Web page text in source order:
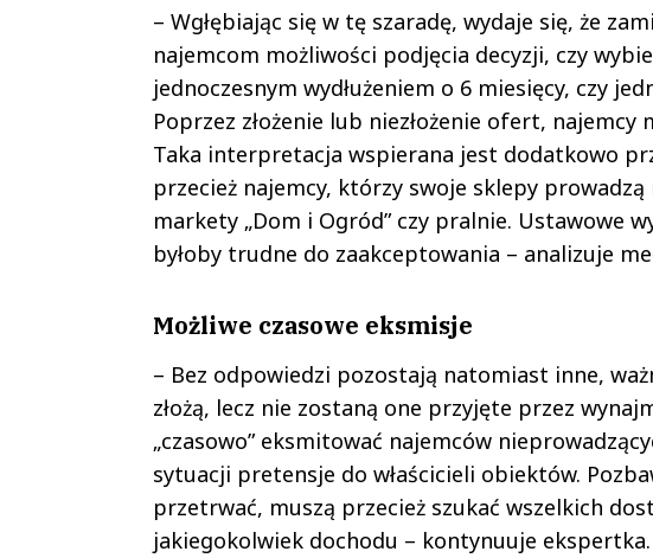
– Wgłębiając się w tę szaradę, wydaje się, że
najemcom możliwości podjęcia decyzji, czy
jednoczesnym wydłużeniem o 6 miesięcy, czy
Poprzez złożenie lub niezłożenie ofert,
Taka interpretacja wspierana jest dodatkowo
przecież najemcy, którzy swoje sklepy
markety „Dom i Ogród” czy pralnie. Ustawowe
byłoby trudne do zaakceptowania – analizuje
Możliwe czasowe eksmisje
– Bez odpowiedzi pozostają natomiast inne,
złożą, lecz nie zostaną one przyjęte przez
„czasowo” eksmitować najemców
sytuacji pretensje do właścicieli obiektów.
przetrwać, muszą przecież szukać wszelkich
jakiegokolwiek dochodu – kontynuuje ekspertka.